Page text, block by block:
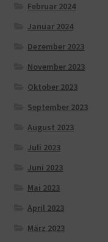
Februar 2024
Januar 2024
Dezember 2023
November 2023
Oktober 2023
September 2023
August 2023
Juli 2023
Juni 2023
Mai 2023
April 2023
März 2023